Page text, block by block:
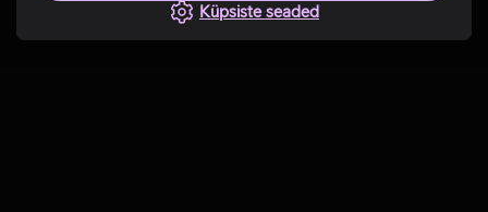
Küpsiste seaded